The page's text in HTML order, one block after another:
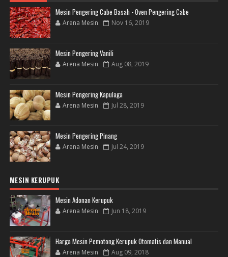
Mesin Pengering Cabe Basah - Oven Pengering Cabe
Arena Mesin Nov 16, 2019
Mesin Pengering Vanili
Arena Mesin Aug 08, 2019
Mesin Pengering Kapulaga
Arena Mesin Jul 28, 2019
Mesin Pengering Pinang
Arena Mesin Jul 24, 2019
MESIN KERUPUK
Mesin Adonan Kerupuk
Arena Mesin Jun 18, 2019
Harga Mesin Pemotong Kerupuk Otomatis dan Manual
Arena Mesin Aug 09, 2018